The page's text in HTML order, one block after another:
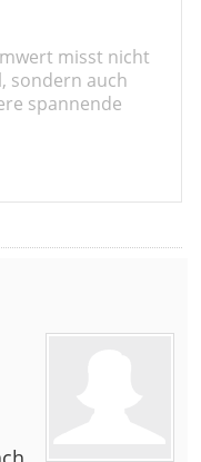
misst nicht
sondern auch
spannende